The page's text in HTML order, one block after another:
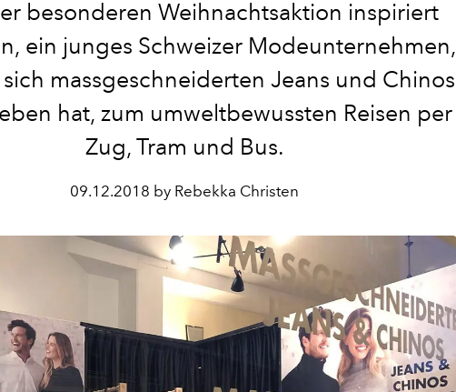
besonderen Weihnachtsaktion inspiriert
ein junges Schweizer Modeunternehmen,
massgeschneiderten Jeans und Chinos
hat, zum umweltbewussten Reisen per
Zug, Tram und Bus.
09.12.2018 by Rebekka Christen